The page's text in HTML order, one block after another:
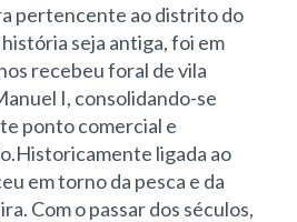
pertencente ao distrito do
seja antiga, foi em
recebeu foral de vila
I, consolidando-se
ponto comercial e
ligada ao
em torno da pesca e da
Com o passar dos séculos,